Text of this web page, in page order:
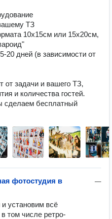
ТЗ
10х15см или 15х20см,
20 дней (в зависимости от
от задачи и вашего ТЗ,
и количества гостей.
сделаем бесплатный
—
фотостудия в
установим всё
том числе ретро-